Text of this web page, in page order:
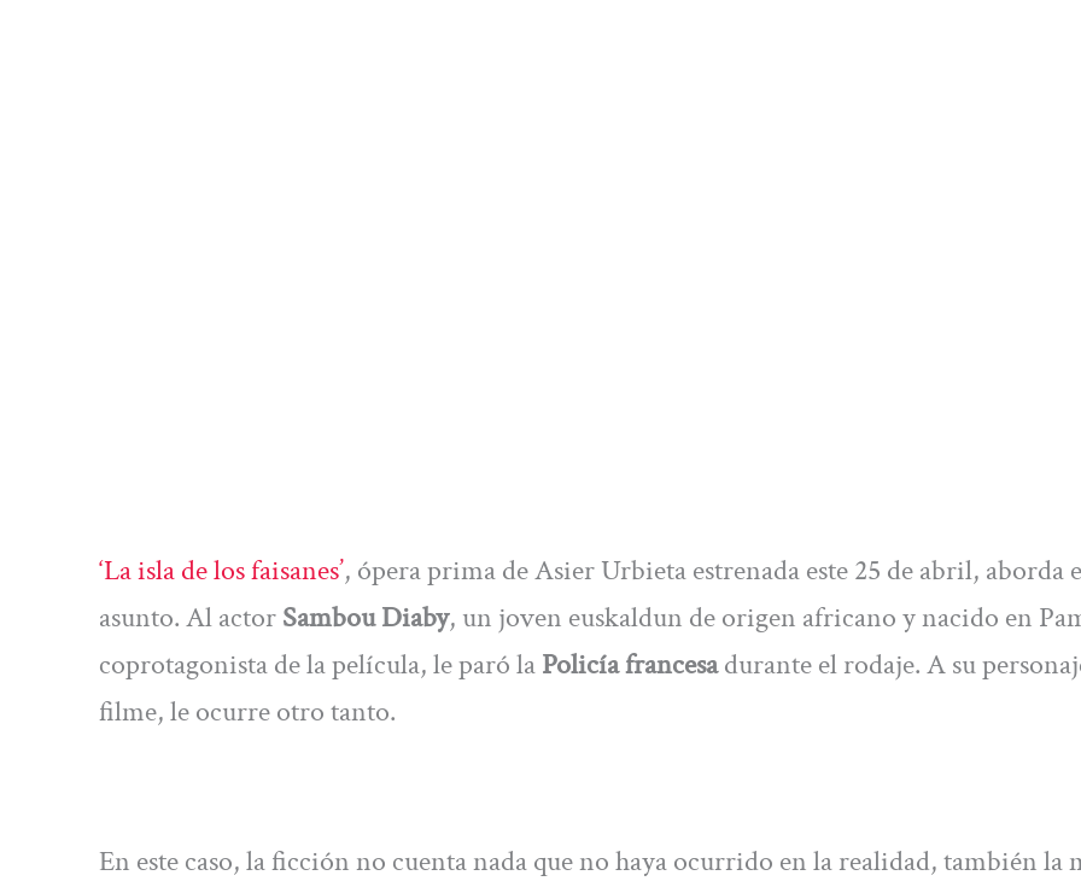
‘La isla de los faisanes’, ópera prima de Asier Urbieta estrenada este 25 de abril, aborda
asunto. Al actorSambou Diaby, un joven euskaldun de origen africano y nacido en
coprotagonista de la película, le paró laPolicía francesadurante el rodaje. A su
filme, le ocurre otro tanto.
En este caso, la ficción no cuenta nada que no haya ocurrido en la realidad, también la